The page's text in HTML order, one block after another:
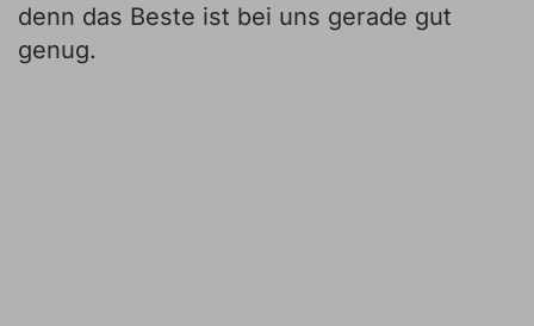
denn das Beste ist bei uns gerade gut
genug.